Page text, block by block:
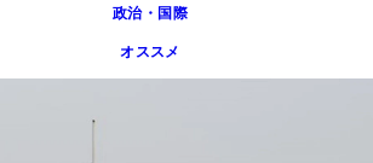
政治・国際
オススメ